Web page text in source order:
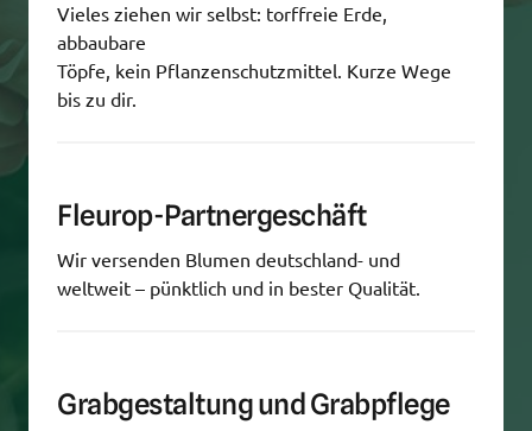
Vieles ziehen wir selbst: torffreie Erde,
abbaubare
Töpfe, kein Pflanzenschutzmittel. Kurze Wege
bis zu dir.
Fleurop-Partnergeschäft
Wir versenden Blumen deutschland- und
weltweit – pünktlich und in bester Qualität.
Grabgestaltung und Grabpflege